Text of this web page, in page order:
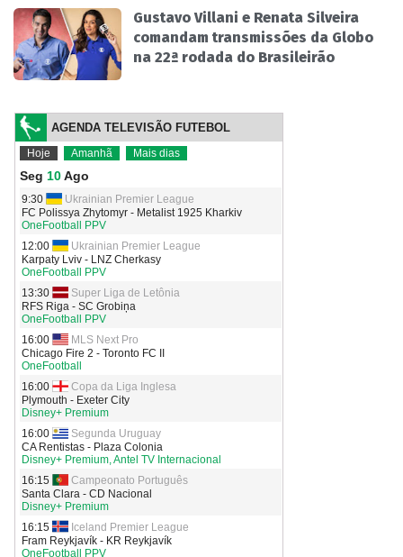
Gustavo Villani e Renata Silveira
comandam transmissões da Globo
na 22ª rodada do Brasileirão